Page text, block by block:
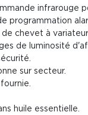
infrarouge
programmation
chevet à
de luminosité
sur secteur.
huile essentielle.